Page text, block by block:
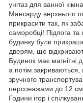
унітаз для ванної
Мансарду верхнього
прикрасити так, як
саморобці! Підлога та
будинку були
дверям, що
Будинок має магнітні
а потім закриваються,
зручного
персонажами до 12 см -
Години ігор і